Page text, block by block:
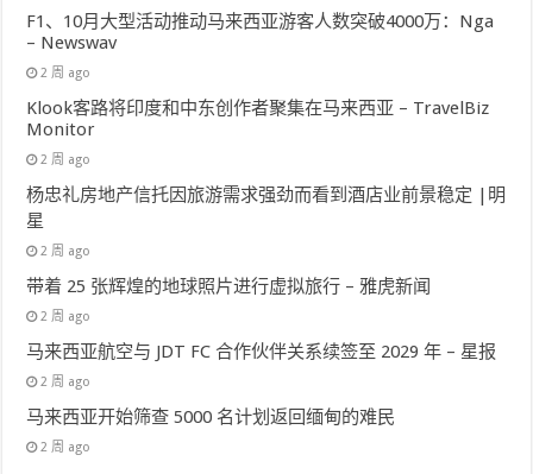
F1、10月大型活动推动马来西亚游客人数突破4000万：Nga
– Newswav
2 周 ago
Klook客路将印度和中东创作者聚集在马来西亚 – TravelBiz
Monitor
2 周 ago
杨忠礼房地产信托因旅游需求强劲而看到酒店业前景稳定 |明
星
2 周 ago
带着 25 张辉煌的地球照片进行虚拟旅行 – 雅虎新闻
2 周 ago
马来西亚航空与 JDT FC 合作伙伴关系续签至 2029 年 – 星报
2 周 ago
马来西亚开始筛查 5000 名计划返回缅甸的难民
2 周 ago